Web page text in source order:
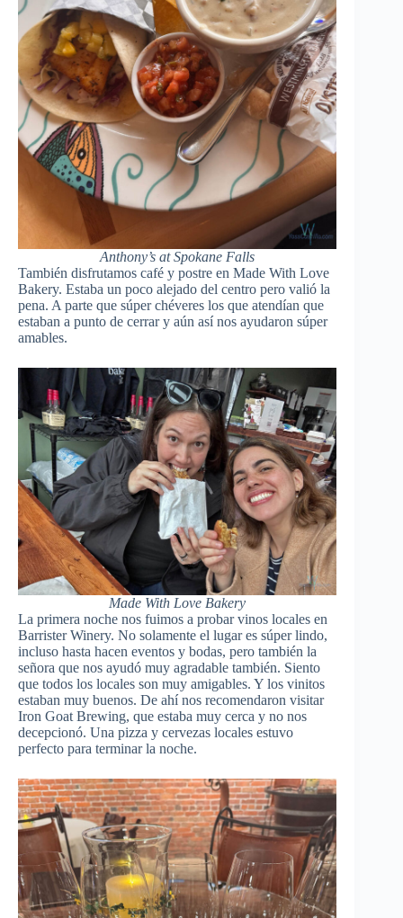
Anthony’s at Spokane Falls
También disfrutamos café y postre en Made With Love
Bakery. Estaba un poco alejado del centro pero valió la
pena. A parte que súper chéveres los que atendían que
estaban a punto de cerrar y aún así nos ayudaron súper
amables.
Made With Love Bakery
La primera noche nos fuimos a probar vinos locales en
Barrister Winery. No solamente el lugar es súper lindo,
incluso hasta hacen eventos y bodas, pero también la
señora que nos ayudó muy agradable también. Siento
que todos los locales son muy amigables. Y los vinitos
estaban muy buenos. De ahí nos recomendaron visitar
Iron Goat Brewing, que estaba muy cerca y no nos
decepcionó. Una pizza y cervezas locales estuvo
perfecto para terminar la noche.